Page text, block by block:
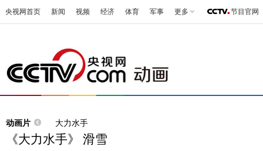
央视网首页 新闻 视频 经济 体育 军事 更多 节目官网
动画片 大力水手
《大力水手》 滑雪